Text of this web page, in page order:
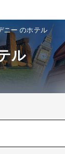
ニー のホテル
ル